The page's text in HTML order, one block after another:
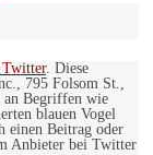
Twitter. Diese
795 Folsom St.,
an Begriffen wie
blauen Vogel
einen Beitrag oder
Anbieter bei Twitter